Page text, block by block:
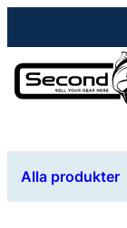
Alla produkter